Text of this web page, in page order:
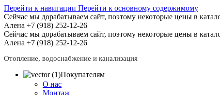
Перейти к навигации Перейти к основному содержимому
Сейчас мы дорабатываем сайт, поэтому некоторые цены в
Алена +7 (918) 252-12-26
Сейчас мы дорабатываем сайт, поэтому некоторые цены в
Алена +7 (918) 252-12-26
Отопление, водоснабжение и канализация
Покупателям
О нас
Монтаж